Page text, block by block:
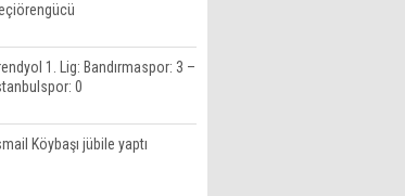
1. Lig: Bandırmaspor: 3 –
0
Köybaşı jübile yaptı